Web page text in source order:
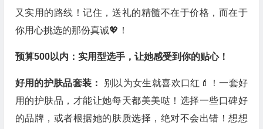
又实用的路线！记住，送礼的精髓不在于价格，而在于
你用心挑选的那份真诚💖！
预算500以内：实用型选手，让她感受到你的贴心！
好用的护肤品套装： 别以为女生就喜欢口红💄！一套好
用的护肤品，才能让她每天都美美哒！选择一些口碑好
的品牌，或者根据她的肤质选择，绝对不会出错！想想